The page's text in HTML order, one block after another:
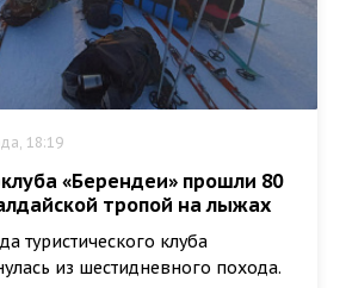
18:19
«Берендеи» прошли 80
тропой на лыжах
туристического клуба
из шестидневного похода.